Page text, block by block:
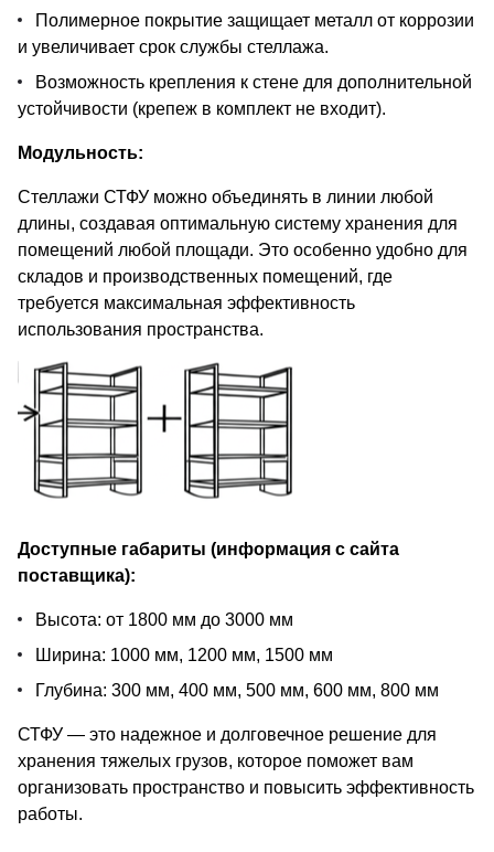
Полимерное покрытие защищает металл от коррозии
и увеличивает срок службы стеллажа.
Возможность крепления к стене для дополнительной
устойчивости (крепеж в комплект не входит).
Модульность:
Стеллажи СТФУ можно объединять в линии любой
длины, создавая оптимальную систему хранения для
помещений любой площади. Это особенно удобно для
складов и производственных помещений, где
требуется максимальная эффективность
использования пространства.
Доступные габариты (информация с сайта
поставщика):
Высота: от 1800 мм до 3000 мм
Ширина: 1000 мм, 1200 мм, 1500 мм
Глубина: 300 мм, 400 мм, 500 мм, 600 мм, 800 мм
СТФУ — это надежное и долговечное решение для
хранения тяжелых грузов, которое поможет вам
организовать пространство и повысить эффективность
работы.